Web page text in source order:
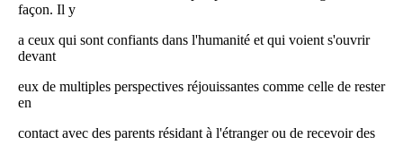
façon. Il y
a ceux qui sont confiants dans l'humanité et qui voient s'ouvrir
devant
eux de multiples perspectives réjouissantes comme celle de rester
en
contact avec des parents résidant à l'étranger ou de recevoir des